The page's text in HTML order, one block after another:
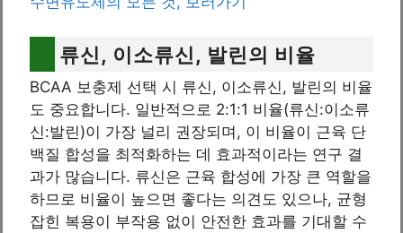
류신, 이소류신, 발린의 비율
BCAA 보충제 선택 시 류신, 이소류신, 발린의 비율
도 중요합니다. 일반적으로 2:1:1 비율(류신:이소류
신:발린)이 가장 널리 권장되며, 이 비율이 근육 단
백질 합성을 최적화하는 데 효과적이라는 연구 결
과가 많습니다. 류신은 근육 합성에 가장 큰 역할을
하므로 비율이 높으면 좋다는 의견도 있으나, 균형
잡힌 복용이 부작용 없이 안전한 효과를 기대할 수